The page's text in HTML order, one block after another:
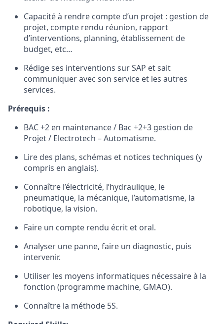
Capacité à rendre compte d’un projet : gestion de
projet, compte rendu réunion, rapport
d’interventions, planning, établissement de
budget, etc…
Rédige ses interventions sur SAP et sait
communiquer avec son service et les autres
services.
Prérequis :
BAC +2 en maintenance / Bac +2+3 gestion de
Projet / Electrotech – Automatisme.
Lire des plans, schémas et notices techniques (y
compris en anglais).
Connaître l’électricité, l’hydraulique, le
pneumatique, la mécanique, l’automatisme, la
robotique, la vision.
Faire un compte rendu écrit et oral.
Analyser une panne, faire un diagnostic, puis
intervenir.
Utiliser les moyens informatiques nécessaire à la
fonction (programme machine, GMAO).
Connaître la méthode 5S.